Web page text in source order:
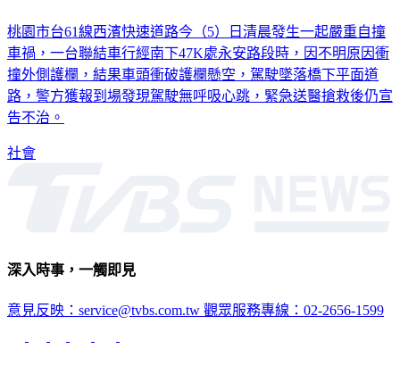
桃園市台61線西濱快速道路今（5）日清晨發生一起嚴重自撞
車禍，一台聯結車行經南下47K處永安路段時，因不明原因衝
撞外側護欄，結果車頭衝破護欄懸空，駕駛墜落橋下平面道
路，警方獲報到場發現駕駛無呼吸心跳，緊急送醫搶救後仍宣
告不治。
社會
深入時事，一觸即見
意見反映：service@tvbs.com.tw 觀眾服務專線：02-2656-1599